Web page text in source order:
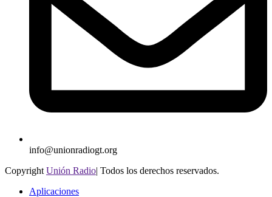
info@unionradiogt.org
CopyrightUnión Radio| Todos los derechos reservados.
Aplicaciones